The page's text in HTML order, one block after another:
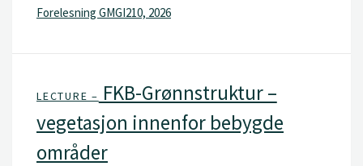
Forelesning GMGI210, 2026
LECTURE – FKB-Grønnstruktur –
vegetasjon innenfor bebygde
områder